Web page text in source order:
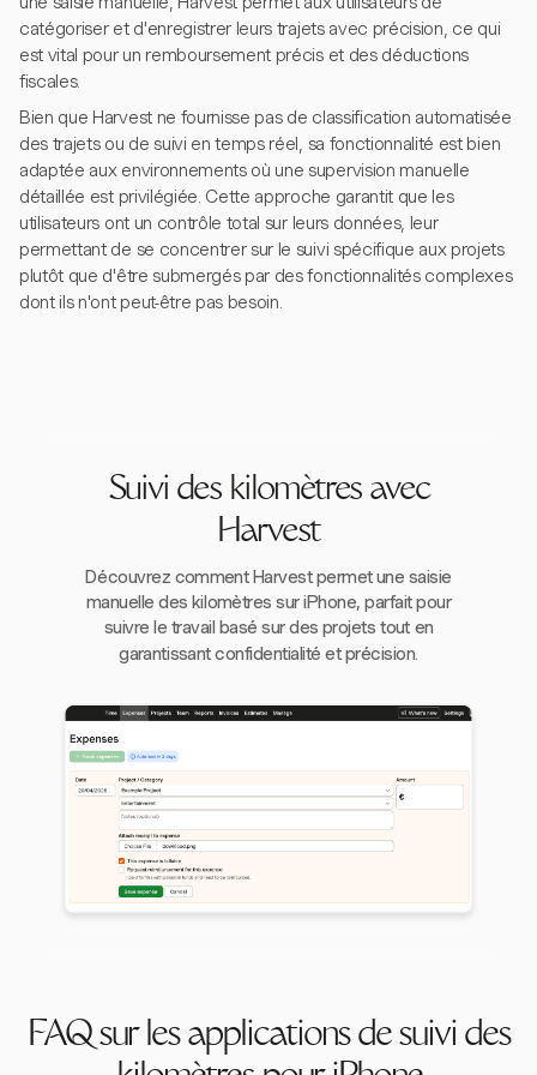
catégoriser et d'enregistrer leurs trajets avec précision, ce qui
est vital pour un remboursement précis et des déductions
fiscales.
Bien que Harvest ne fournisse pas de classification automatisée
des trajets ou de suivi en temps réel, sa fonctionnalité est bien
adaptée aux environnements où une supervision manuelle
détaillée est privilégiée. Cette approche garantit que les
utilisateurs ont un contrôle total sur leurs données, leur
permettant de se concentrer sur le suivi spécifique aux projets
plutôt que d'être submergés par des fonctionnalités complexes
dont ils n'ont peut-être pas besoin.
Suivi des kilomètres avec
Harvest
Découvrez comment Harvest permet une saisie
manuelle des kilomètres sur iPhone, parfait pour
suivre le travail basé sur des projets tout en
garantissant confidentialité et précision.
FAQ sur les applications de suivi des